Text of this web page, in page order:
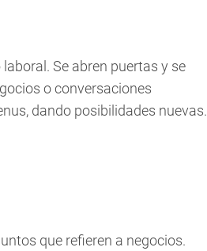
Se abren puertas y se
o conversaciones
dando posibilidades nuevas.
que refieren a negocios.